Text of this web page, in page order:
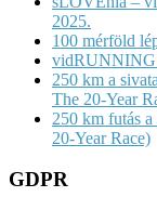
2025.
100 mérföld
vidRUNNING
250 km a
The 20-Year
250 km futás
20-Year Race)
GDPR